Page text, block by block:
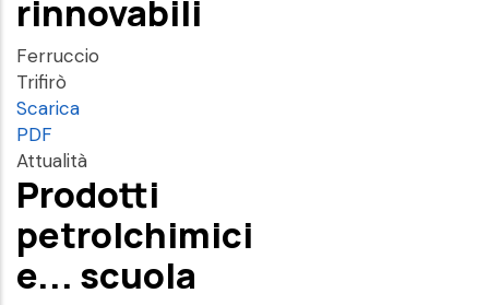
rinnovabili
Ferruccio
Trifirò
Scarica
PDF
Attualità
Prodotti
petrolchimici
e... scuola